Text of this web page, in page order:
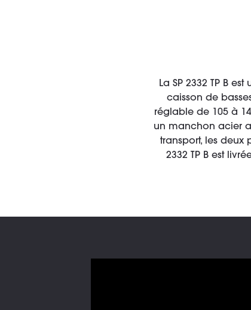
La SP 2332 TP B
caisson de
réglable de 105 à
un manchon acier
transport, les deux
2332 TP B est